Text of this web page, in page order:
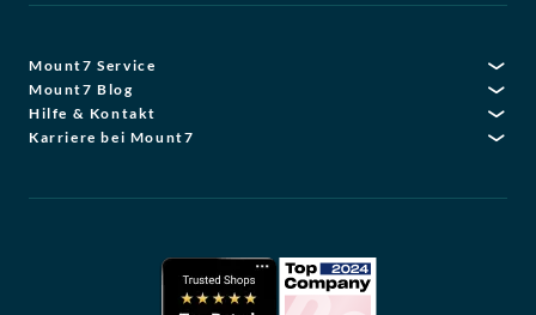
Mount7 Service
Mount7 Blog
Hilfe & Kontakt
Karriere bei Mount7